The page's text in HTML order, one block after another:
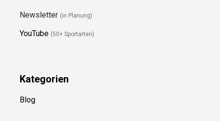
Newsletter (in Planung)
YouTube (50+ Sportarten)
Kategorien
Blog